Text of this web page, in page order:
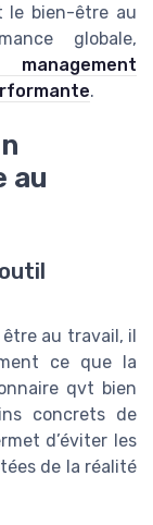
le bien-être au
globale,
management
.
au
au travail, il
ce que la
qvt bien
concrets de
d’éviter les
de la réalité